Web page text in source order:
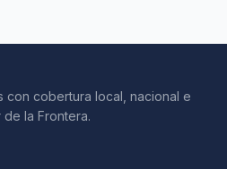
con cobertura local, nacional e
la Frontera.